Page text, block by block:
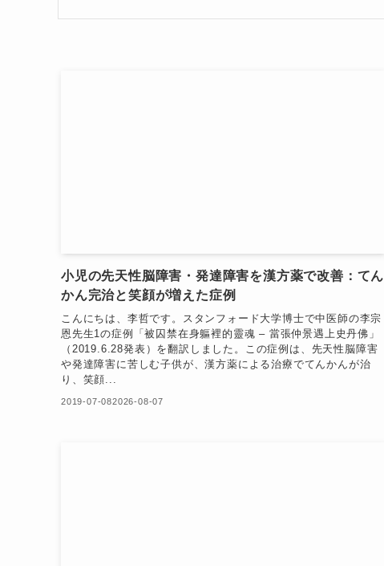
小児の先天性脳障害・発達障害を漢方薬で改善：てん
かん完治と笑顔が増えた症例
こんにちは、李哲です。スタンフォード大学博士で中医師の李宗
恩先生1の症例「被囚禁在身軀裡的靈魂 – 當張仲景遇上史丹佛」
（2019.6.28発表）を翻訳しました。この症例は、先天性脳障害
や発達障害に苦しむ子供が、漢方薬による治療でてんかんが治
り、笑顔...
2019-07-082026-08-07